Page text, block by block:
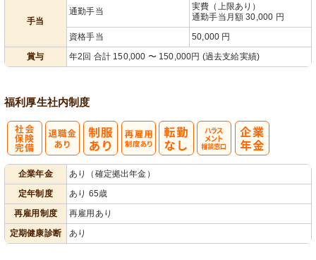
手当
通勤手当
実費（上限あり）
通勤手当月額 30,000 円
資格手当
50,000 円
賞与
年2回 合計 150,000 〜 150,000円 (過去支給実績)
福利厚生社内制度
企業年金
あり（確定拠出年金）
定年制度
あり 65歳
再雇用制度
再雇用あり
定期健康診断
あり